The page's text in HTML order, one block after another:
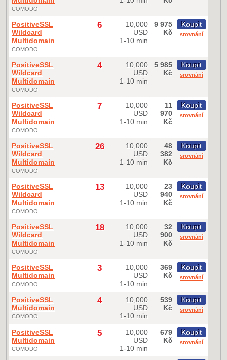
COMODO
PositiveSSL
Wildcard
Multidomain
COMODO
6
10,000
USD
1-10 min
9 975
Kč
Koupit
srovnání
PositiveSSL
Wildcard
Multidomain
COMODO
4
10,000
USD
1-10 min
5 985
Kč
Koupit
srovnání
PositiveSSL
Wildcard
Multidomain
COMODO
7
10,000
USD
1-10 min
11
970
Kč
Koupit
srovnání
PositiveSSL
Wildcard
Multidomain
COMODO
26
10,000
USD
1-10 min
48
382
Kč
Koupit
srovnání
PositiveSSL
Wildcard
Multidomain
COMODO
13
10,000
USD
1-10 min
23
940
Kč
Koupit
srovnání
PositiveSSL
Wildcard
Multidomain
COMODO
18
10,000
USD
1-10 min
32
900
Kč
Koupit
srovnání
PositiveSSL
Multidomain
COMODO
3
10,000
USD
1-10 min
369
Kč
Koupit
srovnání
PositiveSSL
Multidomain
COMODO
4
10,000
USD
1-10 min
539
Kč
Koupit
srovnání
PositiveSSL
Multidomain
COMODO
5
10,000
USD
1-10 min
679
Kč
Koupit
srovnání